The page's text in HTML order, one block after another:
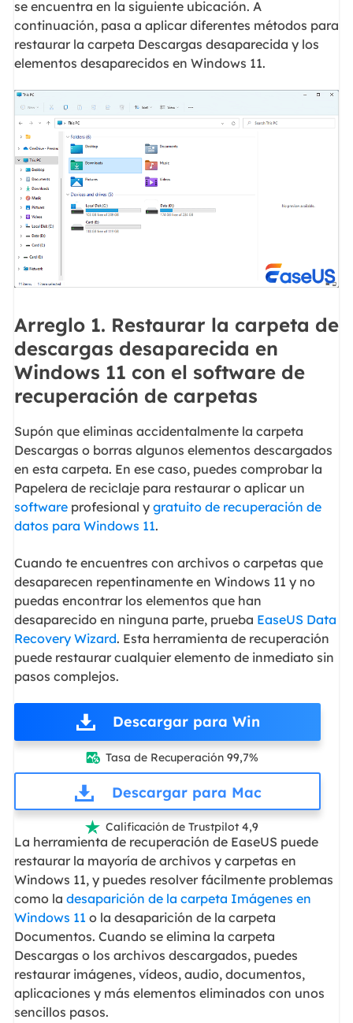
se encuentra en la siguiente ubicación. A
continuación, pasa a aplicar diferentes métodos para
restaurar la carpeta Descargas desaparecida y los
elementos desaparecidos en Windows 11.
Arreglo 1. Restaurar la carpeta de
descargas desaparecida en
Windows 11 con el software de
recuperación de carpetas
Supón que eliminas accidentalmente la carpeta
Descargas o borras algunos elementos descargados
en esta carpeta. En ese caso, puedes comprobar la
Papelera de reciclaje para restaurar o aplicar un
softwareprofesional y gratuito de recuperación de
datos para Windows 11.
Cuando te encuentres con archivos o carpetas que
desaparecen repentinamente en Windows 11 y no
puedas encontrar los elementos que han
desaparecido en ninguna parte, prueba EaseUS Data
Recovery Wizard. Esta herramienta de recuperación
puede restaurar cualquier elemento de inmediato sin
pasos complejos.
Descargar para Win
 Tasa de Recuperación 99,7%
Descargar para Mac
 Calificación de Trustpilot 4,9
La herramienta de recuperación de EaseUS puede
restaurar la mayoría de archivos y carpetas en
Windows 11, y puedes resolver fácilmente problemas
como la desaparición de la carpeta Imágenes en
Windows 11 o la desaparición de la carpeta
Documentos. Cuando se elimina la carpeta
Descargas o los archivos descargados, puedes
restaurar imágenes, vídeos, audio, documentos,
aplicaciones y más elementos eliminados con unos
sencillos pasos.